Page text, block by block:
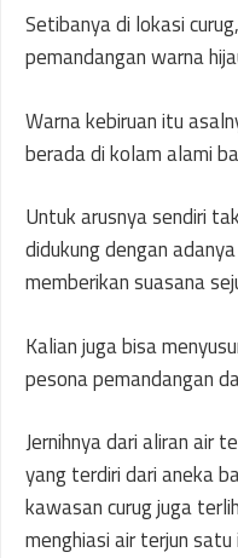
Setibanya di lokasi
pemandangan warna
Warna kebiruan itu
berada di kolam alami
Untuk arusnya sendiri
didukung dengan
memberikan suasana
Kalian juga bisa
pesona pemandangan
Jernihnya dari aliran air
yang terdiri dari aneka
kawasan curug juga
menghiasi air terjun satu